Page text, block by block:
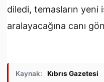
diledi, temasların yeni
aralayacağına canı
Kaynak: Kıbrıs Gazetesi